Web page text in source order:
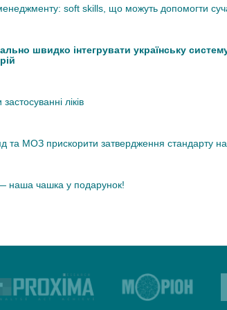
soft skills, що можуть допомогти
швидко інтегрувати українську
ліків
та МОЗ прискорити затвердження стандарту
наша чашка у подарунок!